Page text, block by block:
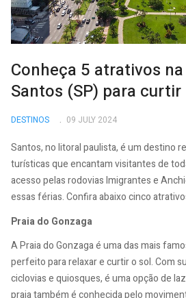
Conheça 5 atrativos
Santos (SP) para
DESTINOS 09 JULY 2024
Santos, no litoral paulista, é um destino
turísticas que encantam visitantes de
acesso pelas rodovias Imigrantes e
essas férias. Confira abaixo cinco
Praia do Gonzaga
A Praia do Gonzaga é uma das mais
perfeito para relaxar e curtir o sol. Com
ciclovias e quiosques, é uma opção de